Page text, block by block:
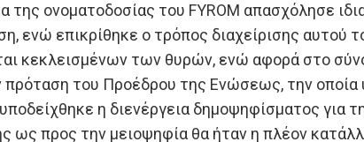
της ονοματοδοσίας του FYROM απασχόλησε
ενώ επικρίθηκε ο τρόπος διαχείρισης αυτού
κεκλεισμένων των θυρών, ενώ αφορά στο
πρόταση του Προέδρου της Ενώσεως, την οποία
η διενέργεια δημοψηφίσματος για
ως προς την μειοψηφία θα ήταν η πλέον